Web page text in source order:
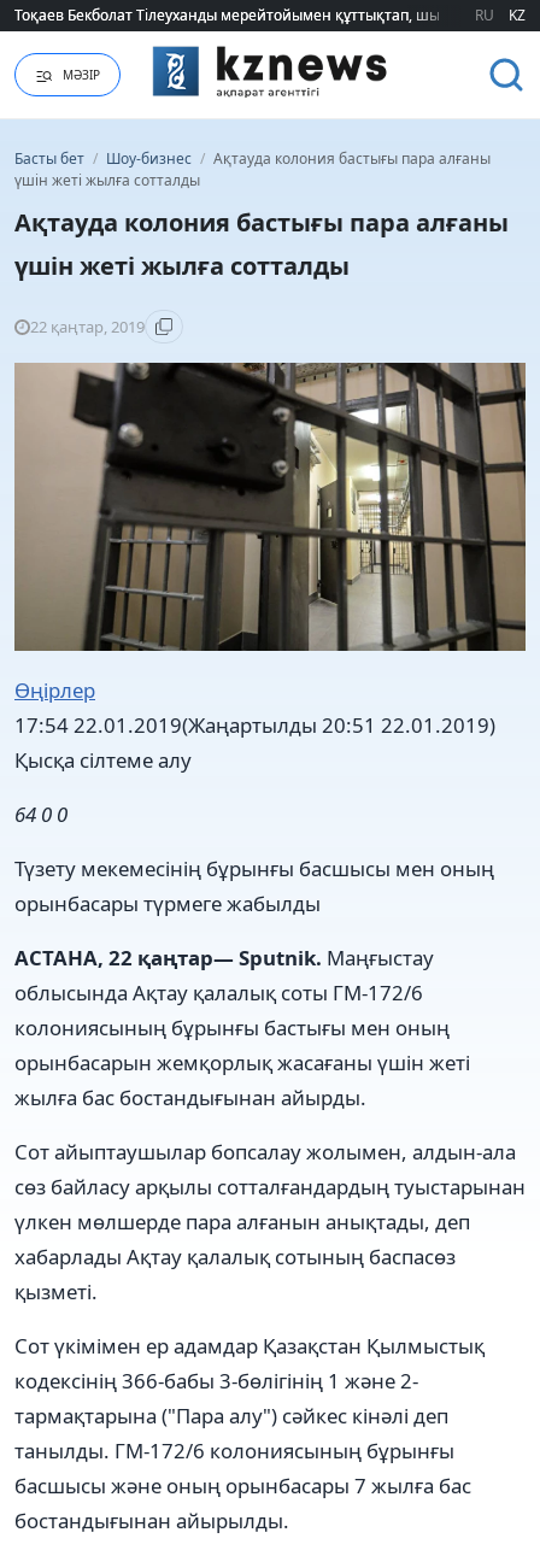
Тоқаев Бекболат Тілеуханды мерейтойымен құттықтап, шығармашылық
Тоқаев Бекболат Тілеуханды мерейтойымен құттықтап, шығармашылық
RU KZ
МӘЗІР
Басты бет / Шоу-бизнес / Ақтауда колония бастығы пара алғаны
үшін жеті жылға сотталды
Ақтауда колония бастығы пара алғаны
үшін жеті жылға сотталды
22 қаңтар, 2019
Өңірлер
17:54 22.01.2019(Жаңартылды 20:51 22.01.2019)
Қысқа сілтеме алу
64 0 0
Түзету мекемесінің бұрынғы басшысы мен оның
орынбасары түрмеге жабылды
АСТАНА, 22 қаңтар— Sputnik. Маңғыстау
облысында Ақтау қалалық соты ГМ-172/6
колониясының бұрынғы бастығы мен оның
орынбасарын жемқорлық жасағаны үшін жеті
жылға бас бостандығынан айырды.
Сот айыптаушылар бопсалау жолымен, алдын-ала
сөз байласу арқылы сотталғандардың туыстарынан
үлкен мөлшерде пара алғанын анықтады, деп
хабарлады Ақтау қалалық сотының баспасөз
қызметі.
Сот үкімімен ер адамдар Қазақстан Қылмыстық
кодексінің 366-бабы 3-бөлігінің 1 және 2-
тармақтарына ("Пара алу") сәйкес кінәлі деп
танылды. ГМ-172/6 колониясының бұрынғы
басшысы және оның орынбасары 7 жылға бас
бостандығынан айырылды.